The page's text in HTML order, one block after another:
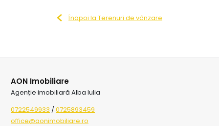
Înapoi la Terenuri de vânzare
AON Imobiliare
Agenție imobiliară Alba Iulia
0722549933 /0725893459
office@aonimobiliare.ro